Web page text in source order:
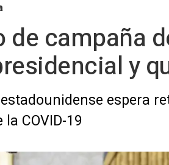
de campaña
y
espera
COVID-19